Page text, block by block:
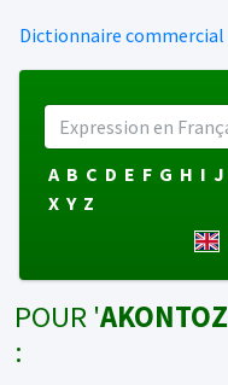
Dictionnaire commercial
A B C D E F G H I J
X Y Z
POUR '
: